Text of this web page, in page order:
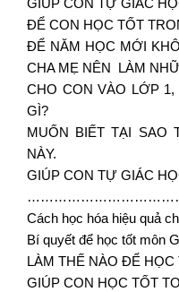
GIÚP CON TỰ GIÁC
ĐỂ CON HỌC TỐT
ĐỂ NĂM HỌC MỚI
CHA MẸ NÊN LÀM
CHO CON VÀO LỚP
GÌ?
MUỐN BIẾT TẠI SAO
NÀY.
GIÚP CON TỰ GIÁC
Cách học hóa hiệu quả
Bí quyết để học tốt môn
LÀM THẾ NÀO ĐỂ HỌC
GIÚP CON HỌC TỐT